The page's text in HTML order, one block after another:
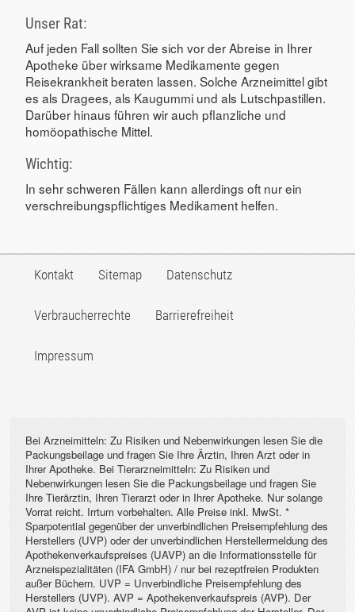
Unser Rat:
Auf jeden Fall sollten Sie sich vor der Abreise in Ihrer
Apotheke über wirksame Medikamente gegen
Reisekrankheit beraten lassen. Solche Arzneimittel gibt
es als Dragees, als Kaugummi und als Lutschpastillen.
Darüber hinaus führen wir auch pflanzliche und
homöopathische Mittel.
Wichtig:
In sehr schweren Fällen kann allerdings oft nur ein
verschreibungspflichtiges Medikament helfen.
Kontakt Sitemap Datenschutz
Verbraucherrechte Barrierefreiheit
Impressum
Bei Arzneimitteln: Zu Risiken und Nebenwirkungen lesen Sie die
Packungsbeilage und fragen Sie Ihre Ärztin, Ihren Arzt oder in
Ihrer Apotheke. Bei Tierarzneimitteln: Zu Risiken und
Nebenwirkungen lesen Sie die Packungsbeilage und fragen Sie
Ihre Tierärztin, Ihren Tierarzt oder in Ihrer Apotheke. Nur solange
Vorrat reicht. Irrtum vorbehalten. Alle Preise inkl. MwSt. *
Sparpotential gegenüber der unverbindlichen Preisempfehlung des
Herstellers (UVP) oder der unverbindlichen Herstellermeldung des
Apothekenverkaufspreises (UAVP) an die Informationsstelle für
Arzneispezialitäten (IFA GmbH) / nur bei rezeptfreien Produkten
außer Büchern. UVP = Unverbindliche Preisempfehlung des
Herstellers (UVP). AVP = Apothekenverkaufspreis (AVP). Der